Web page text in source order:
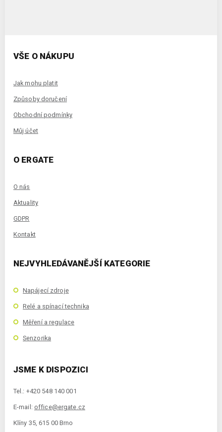
VŠE O NÁKUPU
Jak mohu platit
Způsoby doručení
Obchodní podmínky
Můj účet
O ERGATE
O nás
Aktuality
GDPR
Kontakt
NEJVYHLEDÁVANĚJŠÍ KATEGORIE
Napájecí zdroje
Relé a spínací technika
Měření a regulace
Senzorika
JSME K DISPOZICI
Tel.: +420 548 140 001
E-mail: office@ergate.cz
Klíny 35, 615 00 Brno